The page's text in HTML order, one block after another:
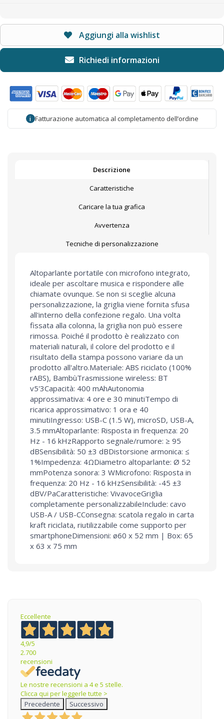
Aggiungi alla wishlist
i Fatturazione automatica al completamento dell’ordine
Descrizione
Caratteristiche
Caricare la tua grafica
Avvertenza
Tecniche di personalizzazione
Altoparlante portatile con microfono integrato,
ideale per ascoltare musica e rispondere alle
chiamate ovunque. Se non si sceglie alcuna
personalizzazione, la griglia viene fornita sfusa
all'interno della confezione regalo. Una volta
fissata alla colonna, la griglia non può essere
rimossa. Poiché il prodotto è realizzato con
materiali naturali, il colore del prodotto e il
risultato della stampa possono variare da un
prodotto all'altro.Materiale: ABS riciclato (100%
rABS), BambùTrasmissione wireless: BT
v5'3Capacità: 400 mAhAutonomia
approssimativa: 4 ore e 30 minutiTempo di
ricarica approssimativo: 1 ora e 40
minutiIngresso: USB-C (1.5 W), microSD, USB-A,
3.5 mmAltoparlante: Risposta in frequenza: 20
Hz - 16 kHzRapporto segnale/rumore: ≥ 95
dBSensibilità: 50 ±3 dBDistorsione armonica: ≤
1%Impedenza: 4ΩDiametro altoparlante: Ø 52
mmPotenza sonora: 3 WMicrofono: Risposta in
frequenza: 20 Hz - 16 kHzSensibilità: -45 ±3
dBV/PaCaratteristiche: VivavoceGriglia
completamente personalizzabileInclude: cavo
USB-A / USB-CConsegna: scatola regalo in carta
kraft riciclata, riutilizzabile come supporto per
smartphoneDimensioni: ø60 x 52 mm | Box: 65
x 63 x 75 mm
Eccellente
4,9/5
2.700
recensioni
Le nostre recensioni a 4 e 5 stelle.
Clicca qui per leggerle tutte >
Precedente
Successivo